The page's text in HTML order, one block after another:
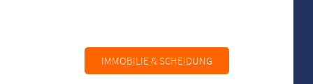
IMMOBILIE & SCHEIDUNG